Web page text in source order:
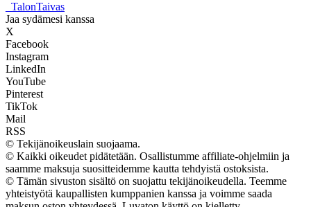
TalonTaivas
Jaa sydämesi kanssa
X
Facebook
Instagram
LinkedIn
YouTube
Pinterest
TikTok
Mail
RSS
© Tekijänoikeuslain suojaama.
© Kaikki oikeudet pidätetään. Osallistumme affiliate-ohjelmiin ja
saamme maksuja suositteidemme kautta tehdyistä ostoksista.
© Tämän sivuston sisältö on suojattu tekijänoikeudella. Teemme
yhteistyötä kaupallisten kumppanien kanssa ja voimme saada